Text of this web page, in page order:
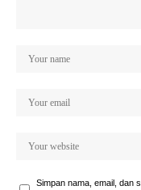
Simpan nama, email, dan